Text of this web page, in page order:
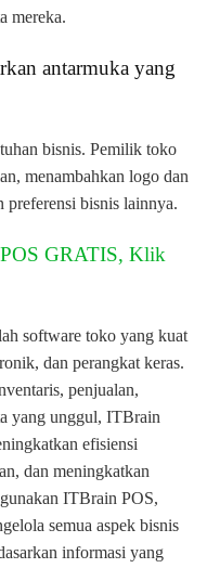
mereka.
antarmuka yang
bisnis. Pemilik toko
menambahkan logo dan
preferensi bisnis lainnya.
GRATIS, Klik
software toko yang kuat
dan perangkat keras.
penjualan,
yang unggul, ITBrain
efisiensi
dan meningkatkan
ITBrain POS,
semua aspek bisnis
informasi yang